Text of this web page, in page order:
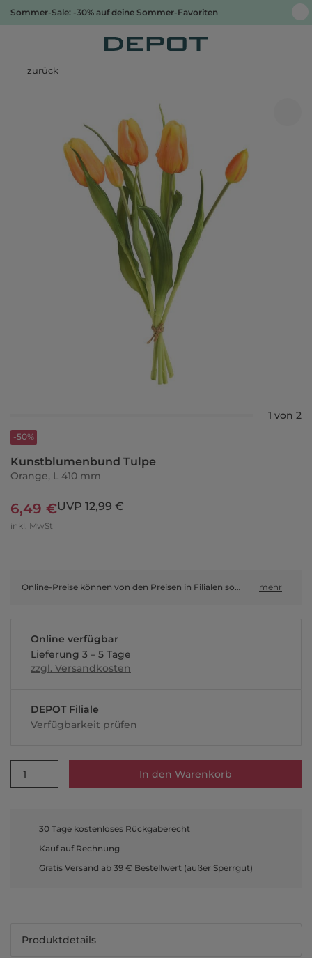
Sommer-Sale: -30% auf deine Sommer-Favoriten
zurück
1 von 2
-50%
Kunstblumenbund Tulpe
Orange, L 410 mm
6,49 €UVP 12,99 €
inkl. MwSt
Online-Preise können von den Preisen in Filialen sowie Shop-in-Shop-Flächen abweichen. mehr
Online verfügbar
Lieferung 3 – 5 Tage
zzgl. Versandkosten
DEPOT Filiale
Verfügbarkeit prüfen
1 In den Warenkorb
30 Tage kostenloses Rückgaberecht
Kauf auf Rechnung
Gratis Versand ab 39 € Bestellwert (außer Sperrgut)
Produktdetails